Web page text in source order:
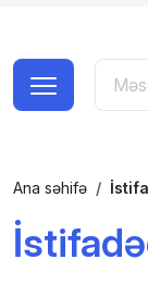
Ana səhifə